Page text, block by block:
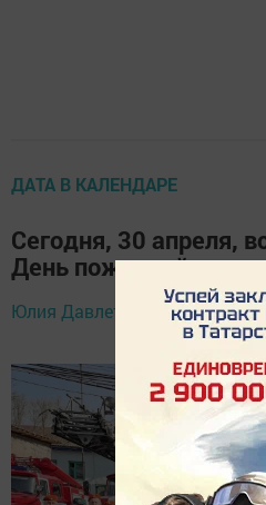
ДАТА В КАЛЕНДАРЕ
Сегодня, 30 апреля,
День пожарной
Юлия Давлетбаева, 30
15:32